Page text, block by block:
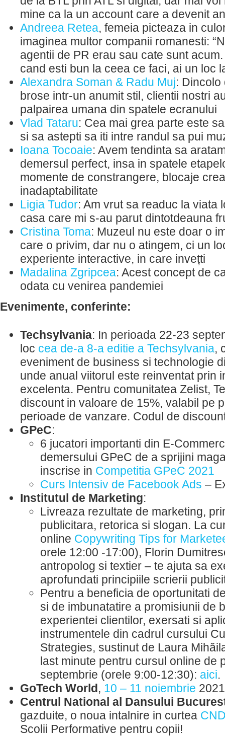
mine ca la un account care a devenit
Andreea Retea, femeia picteaza in
imaginea multor companii romanesti:
agentii de PR erau sau cate sunt
cand esti bun la ceea ce faci, ai un loc
Alexandra Soman & Radu Muj: Dincolo
brose intr-un anumit stil, clientii nostri
palpairea umana din spatele ecranului
Vlad Tataru: Cea mai grea parte este
si sa astepti sa iti intre randul sa pui
Ioana Tocoaie: Avem tendinta sa
demersul perfect, insa in spatele
momente de constrangere, blocaje
inadaptabilitate
Ligia Tudor: Am vrut sa readuc la viata
casa care mi s-au parut dintotdeauna
Cristina Toma: Muzeul nu este doar o
care o privim, dar nu o atingem, ci un
experiente interactive, in care invețti
Madalina Zgripcea: Acest concept de
odata cu venirea pandemiei
Evenimente, conferinte:
Techsylvania: In perioada 22-23
loc cea de-a 8-a editie a Techsylvania,
eveniment de business si technologie
unde anual viitorul este reinventat prin
excelenta. Pentru comunitatea Zelist,
discount in valoare de 15%, valabil pe
perioade de vanzare. Codul de
GPeC:
6 jucatori importanti din E-
demersului GPeC de a sprijini
inscrise in Competitia GPeC 2021
Curs Intensiv de Facebook Ads –
Institutul de Marketing:
Livreaza rezultate de marketing,
publicitara, retorica si slogan. La
online Copywriting Tips for
orele 12:00 -17:00), Florin
antropolog si textier – te ajuta sa
aprofundati principiile scrierii
Pentru a beneficia de oportunitati
si de imbunatatire a promisiunii de
experientei clientilor, exersati si
instrumentele din cadrul cursului
Strategies, sustinut de Laura
last minute pentru cursul online de
septembrie (orele 9:00-12:30): aici.
GoTech World, 10 – 11 noiembrie 2021
Centrul National al Dansului
gazduite, o noua intalnire in curtea
Scolii Performative pentru copii!